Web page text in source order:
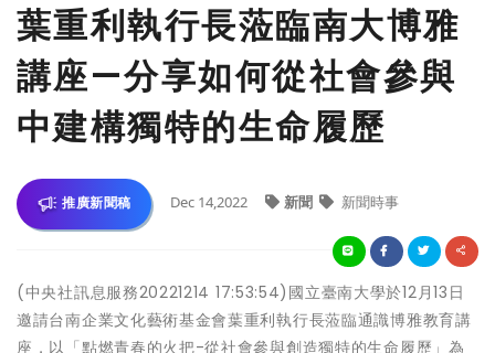
葉重利執行長蒞臨南大博雅
講座—分享如何從社會參與
中建構獨特的生命履歷
推廣新聞稿 Dec 14,2022 新聞 新聞時事
(中央社訊息服務20221214 17:53:54)國立臺南大學於12月13日
邀請台南企業文化藝術基金會葉重利執行長蒞臨通識博雅教育講
座，以「點燃青春的火把-從社會參與創造獨特的生命履歷」為